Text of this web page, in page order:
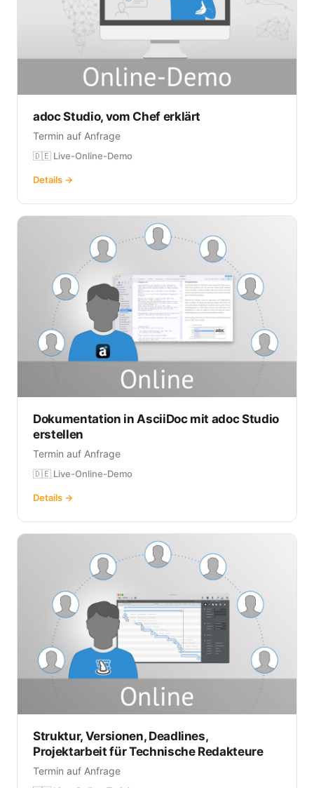
adoc Studio, vom Chef erklärt
Termin auf Anfrage
🇩🇪 Live-Online-Demo
Details →
Dokumentation in AsciiDoc mit adoc Studio
erstellen
Termin auf Anfrage
🇩🇪 Live-Online-Demo
Details →
Struktur, Versionen, Deadlines,
Projektarbeit für Technische Redakteure
Termin auf Anfrage